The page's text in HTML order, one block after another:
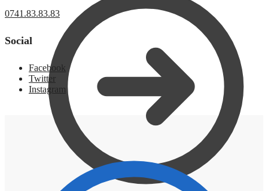
0741.83.83.83
Social
Facebook
Twitter
Instagram